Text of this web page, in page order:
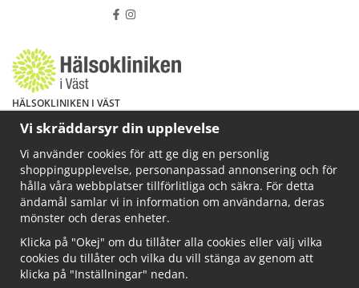
HÄLSOKLINIKEN I VÄST
Har du hälsoproblem? Fråga mig!
info@ahkliniken.se eller ring 070-622 85 65
Läs gärna mer på www.ahkliniken.se
Vi skräddarsyr din upplevelse
Vi använder cookies för att ge dig en personlig
shoppingupplevelse, personanpassad annonsering och för
hålla våra webbplatser tillförlitliga och säkra. För detta
ändamål samlar vi in information om användarna, deras
mönster och deras enheter.
Klicka på "Okej" om du tillåter alla cookies eller välj vilka
cookies du tillåter och vilka du vill stänga av genom att
klicka på "Inställningar" nedan.